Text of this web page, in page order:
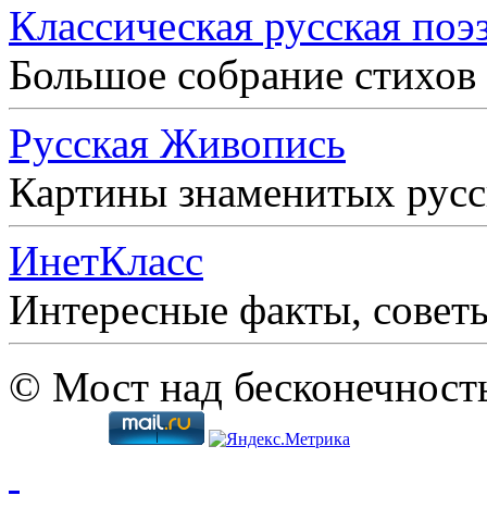
Классическая русская
Большое собрание
Русская Живопись
Картины знаменитых
ИнетКласс
Интересные факты,
© Мост над